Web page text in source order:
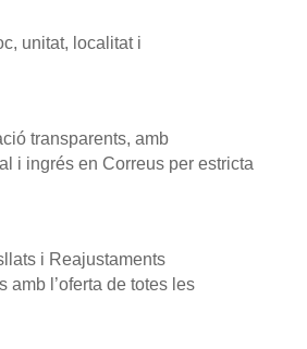
unitat, localitat i
transparents, amb
i ingrés en Correus per estricta
i Reajustaments
amb l’oferta de totes les